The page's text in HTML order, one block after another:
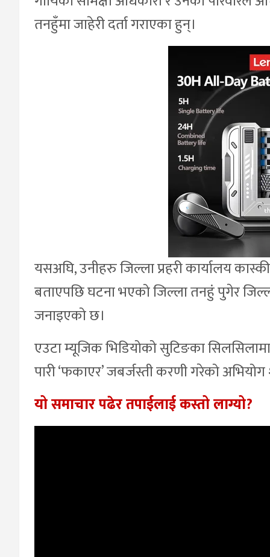
तनहुँमा जाहेरी दर्ता गराएका हुन्।
यसअघि, उनीहरु जिल्ला प्रहरी कार्यालय
बताएपछि घटना भएको जिल्ला तनहुं पुगेर
जनाइएको छ।
एउटा म्यूजिक भिडियोको सुटिङका
पारी ‘फकाएर’ जबर्जस्ती करणी गरेको
यो समाचार पढेर तपाईलाई कस्तो लाग्यो?